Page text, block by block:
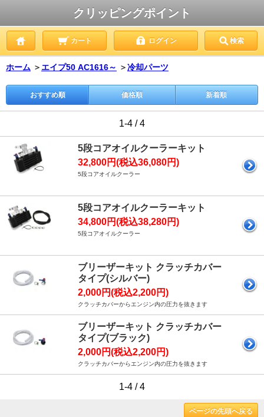
クリッピングポイント
カート ログイン 検索
ホーム ＞ エイプ50 AC1616～ ＞冷却パーツ
おすすめ順 価格順 新着順
1-4 / 4
5段コアオイルクーラーキット
32,800円(税込36,080円)
5段コアオイルクーラー
5段コアオイルクーラーキット
34,800円(税込38,280円)
5段コアオイルクーラー
ブリーザーキット クラッチカバー
タイプ(シルバー)
2,000円(税込2,200円)
クラッチカバーからエンジン内の圧力を抜きます
ブリーザーキット クラッチカバー
タイプ(ブラック)
2,000円(税込2,200円)
クラッチカバーからエンジン内の圧力を抜きます
1-4 / 4
ページの先頭へ戻る